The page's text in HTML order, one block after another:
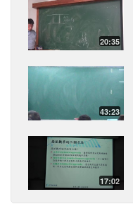
20:35
43:23
17:02